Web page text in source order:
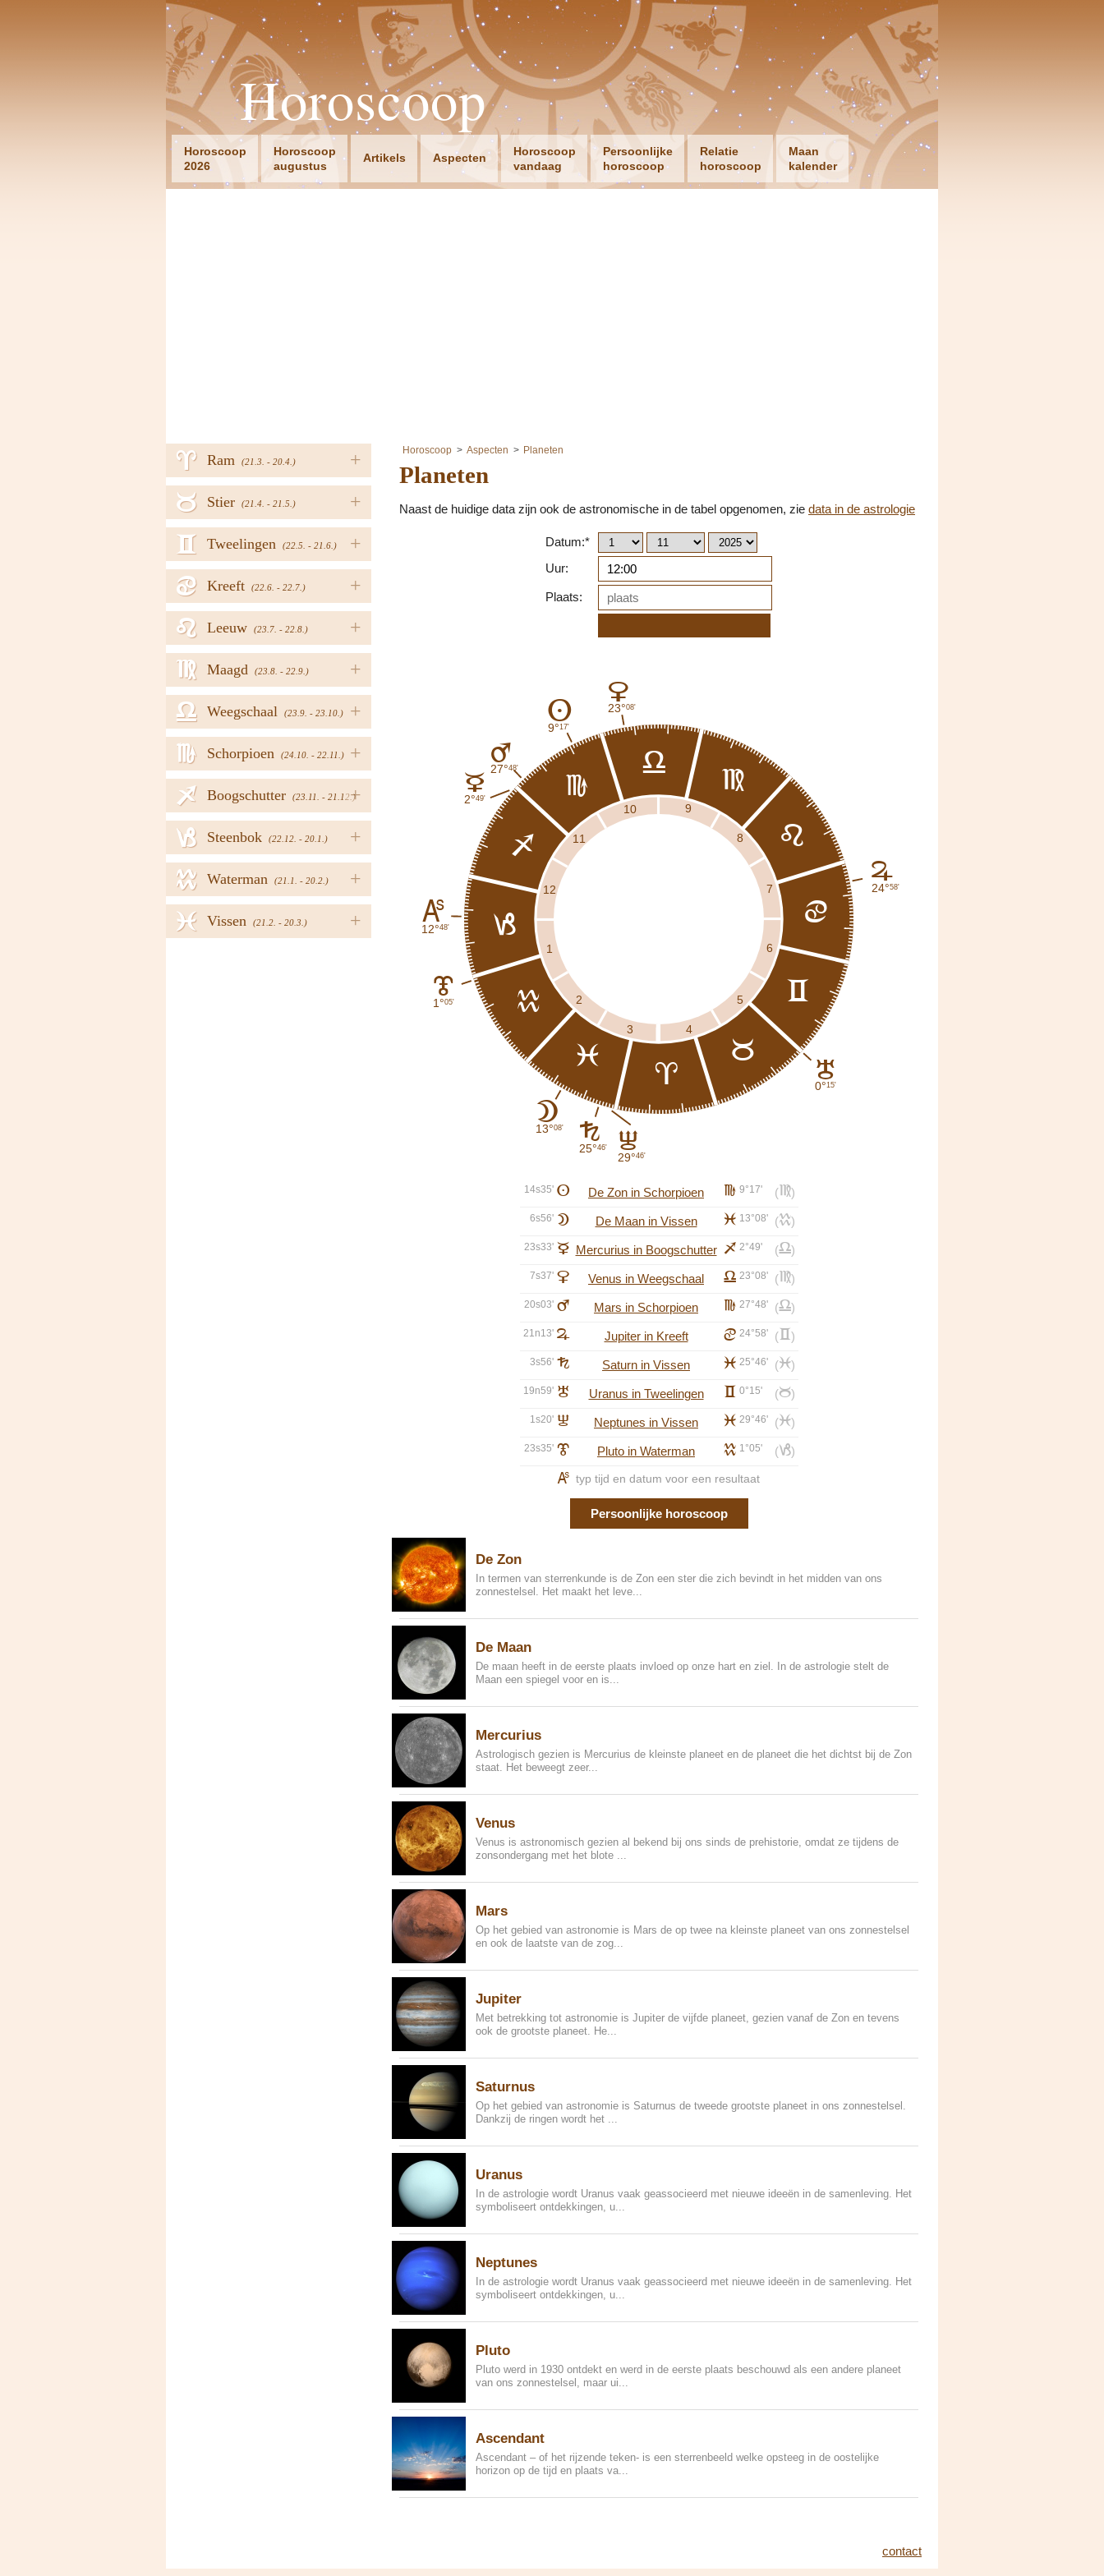
Horoscoop
Horoscoop
2026
Horoscoop
augustus
Artikels Aspecten
Horoscoop
vandaag
Persoonlijke
horoscoop
Relatie
horoscoop
Maan
kalender
+
Ram (21.3. - 20.4.)
a
+
Stier (21.4. - 21.5.)
b
+
Tweelingen (22.5. - 21.6.)
c
+
Kreeft (22.6. - 22.7.)
d
+
Leeuw (23.7. - 22.8.)
e
+
Maagd (23.8. - 22.9.)
f
+
Weegschaal (23.9. - 23.10.)
g
+
Schorpioen (24.10. - 22.11.)
h
+
Boogschutter (23.11. - 21.12.)
i
+
Steenbok (22.12. - 20.1.)
j
+
Waterman (21.1. - 20.2.)
k
+
Vissen (21.2. - 20.3.)
l
Horoscoop Aspecten Planeten
Planeten
Naast de huidige data zijn ook de astronomische in de tabel opgenomen, zie data in de astrologie
Datum:*
Uur:
Plaats:
a
4
b
5
H
0°15'
c
6
d
F
24°58'
7
e
8
f
9
g
D
23°08'
10
A
9°17'
h
E
27°48'
11
C
2°49'
i
12
K
12°48' j
1
J
1°05' k 2
B
13°08'
l
G
25°46'
3
I
29°46'
14s35' A De Zon in Schorpioen h 9°17' (f)
6s56' B De Maan in Vissen l 13°08' (k)
23s33' C Mercurius in Boogschutter i 2°49' (g)
7s37' D Venus in Weegschaal g 23°08' (f)
20s03' E Mars in Schorpioen h 27°48' (g)
21n13' F Jupiter in Kreeft d 24°58' (c)
3s56' G Saturn in Vissen l 25°46' (l)
19n59' H Uranus in Tweelingen c 0°15' (b)
1s20' I Neptunes in Vissen l 29°46' (l)
23s35' J Pluto in Waterman k 1°05' (j)
K typ tijd en datum voor een resultaat
Persoonlijke horoscoop
De Zon
In termen van sterrenkunde is de Zon een ster die zich bevindt in het midden van ons
zonnestelsel. Het maakt het leve...
De Maan
De maan heeft in de eerste plaats invloed op onze hart en ziel. In de astrologie stelt de
Maan een spiegel voor en is...
Mercurius
Astrologisch gezien is Mercurius de kleinste planeet en de planeet die het dichtst bij de Zon
staat. Het beweegt zeer...
Venus
Venus is astronomisch gezien al bekend bij ons sinds de prehistorie, omdat ze tijdens de
zonsondergang met het blote ...
Mars
Op het gebied van astronomie is Mars de op twee na kleinste planeet van ons zonnestelsel
en ook de laatste van de zog...
Jupiter
Met betrekking tot astronomie is Jupiter de vijfde planeet, gezien vanaf de Zon en tevens
ook de grootste planeet. He...
Saturnus
Op het gebied van astronomie is Saturnus de tweede grootste planeet in ons zonnestelsel.
Dankzij de ringen wordt het ...
Uranus
In de astrologie wordt Uranus vaak geassocieerd met nieuwe ideeën in de samenleving. Het
symboliseert ontdekkingen, u...
Neptunes
In de astrologie wordt Uranus vaak geassocieerd met nieuwe ideeën in de samenleving. Het
symboliseert ontdekkingen, u...
Pluto
Pluto werd in 1930 ontdekt en werd in de eerste plaats beschouwd als een andere planeet
van ons zonnestelsel, maar ui...
Ascendant
Ascendant – of het rijzende teken- is een sterrenbeeld welke opsteeg in de oostelijke
horizon op de tijd en plaats va...
contact